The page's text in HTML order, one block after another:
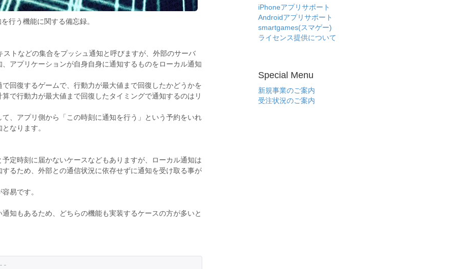
行う機能に関する備忘録。
トなどの集合をプッシュ通知と呼びますが、外部のサーバ
アプリケーションが自身自身に通知するものをローカル通知
回復するゲームで、行動力が最大値まで回復したかどうかを
で行動力が最大値まで回復したタイミングで通知するのはリ
、アプリ側から「この時刻に通知を行う」という予約をいれ
なります。
定時刻に届かないケースなどもありますが、ローカル通知は
るため、外部との通信状況に依存せずに通知を受け取る事が
易です。
知もあるため、どちらの機能も実装するケースの方が多いと
iPhoneアプリサポート
Androidアプリサポート
smartgames(スマゲー)
ライセンス提供について
Special Menu
新規事業のご案内
受注状況のご案内